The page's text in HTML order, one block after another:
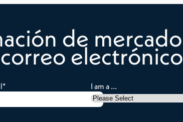
de
electrónico
* I am a ...